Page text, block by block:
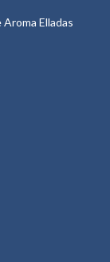
Elladas